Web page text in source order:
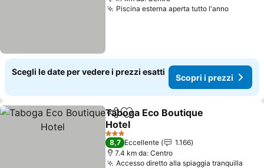
Piscina esterna aperta tutto l'annoScopri
Scegli le date per vedere i prezzi esatti
Scopri i prezzi
CondividiAggiungi ai preferiti
Taboga Eco Boutique
Hotel
Scopri i prezzi
3 Stelle
8,7 Eccellente
1.166
7.4 km da: Centro
Accesso diretto alla spiaggia tranquilla